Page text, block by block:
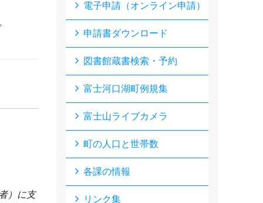
）に支
電子申請（オンライン申請）
申請書ダウンロード
図書館蔵書検索・予約
富士河口湖町例規集
富士山ライブカメラ
町の人口と世帯数
各課の情報
リンク集